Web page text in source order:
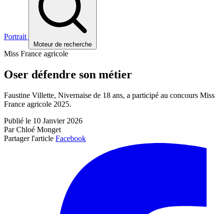
Portrait
Moteur de recherche
Miss France agricole
Oser défendre son métier
Faustine Villette, Nivernaise de 18 ans, a participé au concours Miss
France agricole 2025.
Publié le 10 Janvier 2026
Par Chloé Monget
Partager l'article Facebook